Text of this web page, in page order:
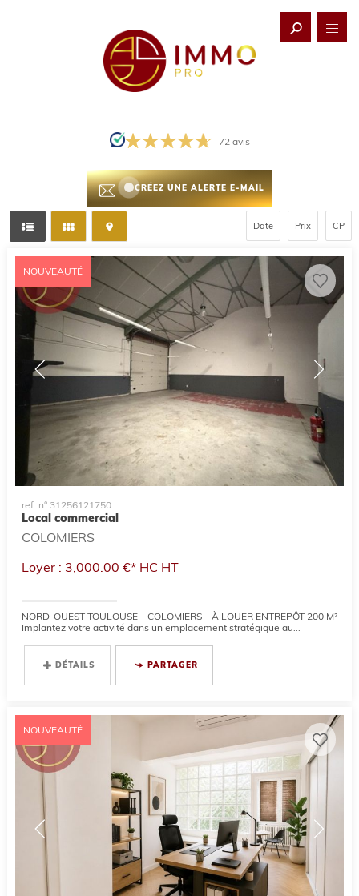
72 avis
CRÉEZ UNE ALERTE E-MAIL
Date Prix CP
NOUVEAUTÉ
ref. n° 31256121750
Local commercial
COLOMIERS
Loyer : 3,000.00 €* HC HT
NORD-OUEST TOULOUSE – COLOMIERS – À LOUER ENTREPÔT 200 M²
Implantez votre activité dans un emplacement stratégique au...
DÉTAILS PARTAGER
NOUVEAUTÉ